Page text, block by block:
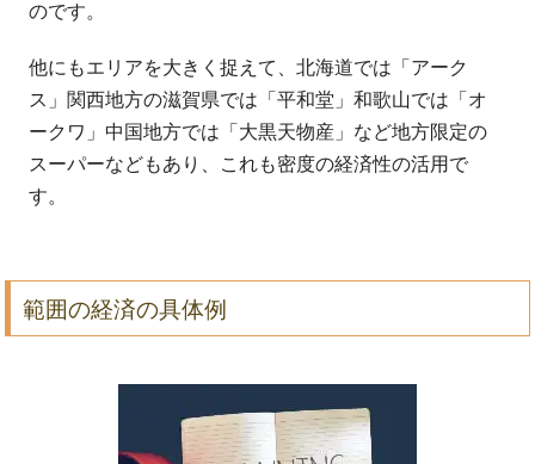
のです。
他にもエリアを大きく捉えて、北海道では「アーク
ス」関西地方の滋賀県では「平和堂」和歌山では「オ
ークワ」中国地方では「大黒天物産」など地方限定の
スーパーなどもあり、これも密度の経済性の活用で
す。
範囲の経済の具体例